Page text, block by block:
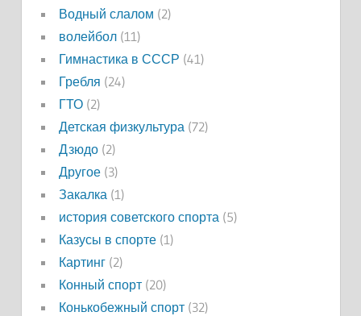
Водный слалом (2)
волейбол(11)
Гимнастика в СССР (41)
Гребля (24)
ГТО(2)
Детская физкультура (72)
Дзюдо(2)
Другое(3)
Закалка (1)
история советского спорта (5)
Казусы в спорте(1)
Картинг(2)
Конный спорт(20)
Конькобежный спорт(32)